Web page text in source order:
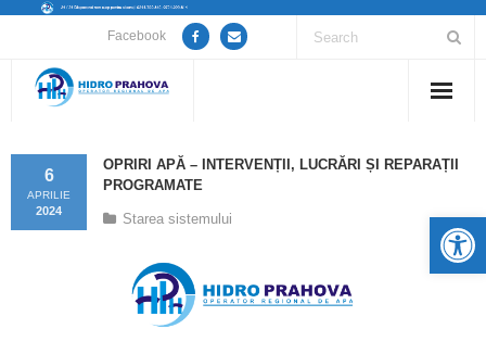
Facebook
Despre noi
OPRIRI APĂ – INTERVENȚII, LUCRĂRI ȘI REPARAȚII
PROGRAMATE
6
APRILIE
2024 Starea sistemului